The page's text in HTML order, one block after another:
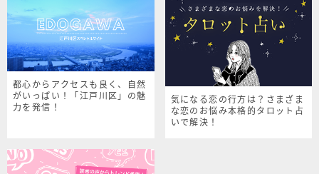
都心からアクセスも良く、自然
がいっぱい！「江戸川区」の魅
力を発信！
気になる恋の行方は？さまざま
な恋のお悩み本格的タロット占
いで解決！